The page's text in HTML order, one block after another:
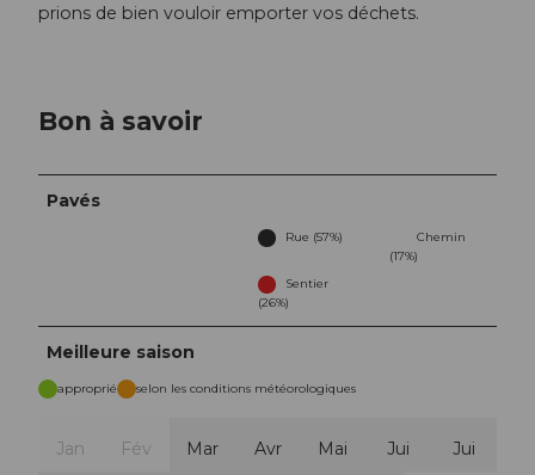
prions de bien vouloir emporter vos déchets.
Bon à savoir
Pavés
Rue (57%)
Chemin
(17%)
Sentier
(26%)
Meilleure saison
approprié selon les conditions météorologiques
Jan Fév Mar Avr Mai Jui Jui